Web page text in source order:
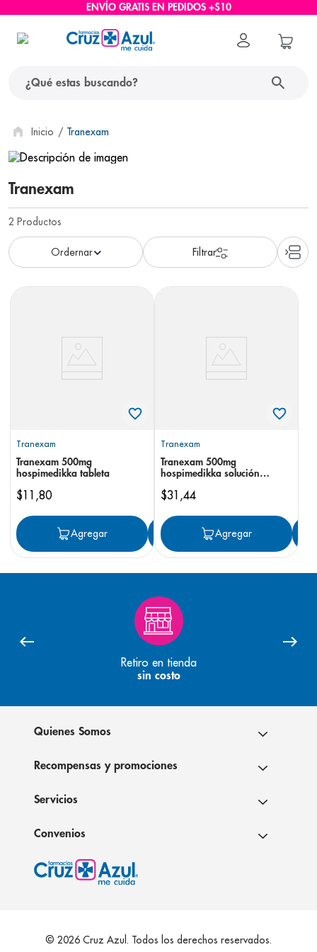
ENVÍO GRATIS EN PEDIDOS +$10
Tranexam
Tranexam
2 Productos
Tranexam
Tranexam 500mg
hospimedikka tableta
$11 ,80
Agregar Agregar
Tranexam
Tranexam 500mg
hospimedikka solución
$31 ,44
Agregar
Retiro en tienda
sin costo
Quienes Somos
Recompensas y promociones
Servicios
Convenios
© 2026 Cruz Azul. Todos los derechos reservados.
términos más buscados
1. protector solar
2. pañales
3. eucerin
4. cerave
nivea
6. shampoo
pediasure
desodorante